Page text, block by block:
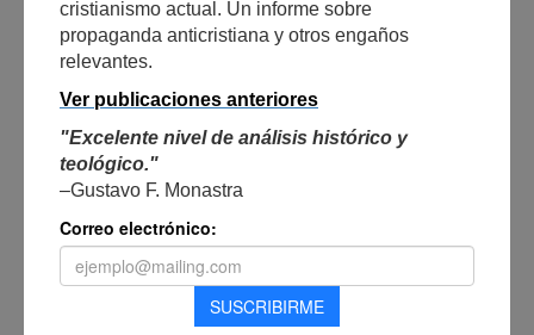
Abr 23, 2023
№ 56
Estimado lector,
Existen diversas iglesias que se dedican a
compartir enseñanzas de la Biblia usando
medios y métodos modernos. A tales se le
iglesias neo-evangélicas